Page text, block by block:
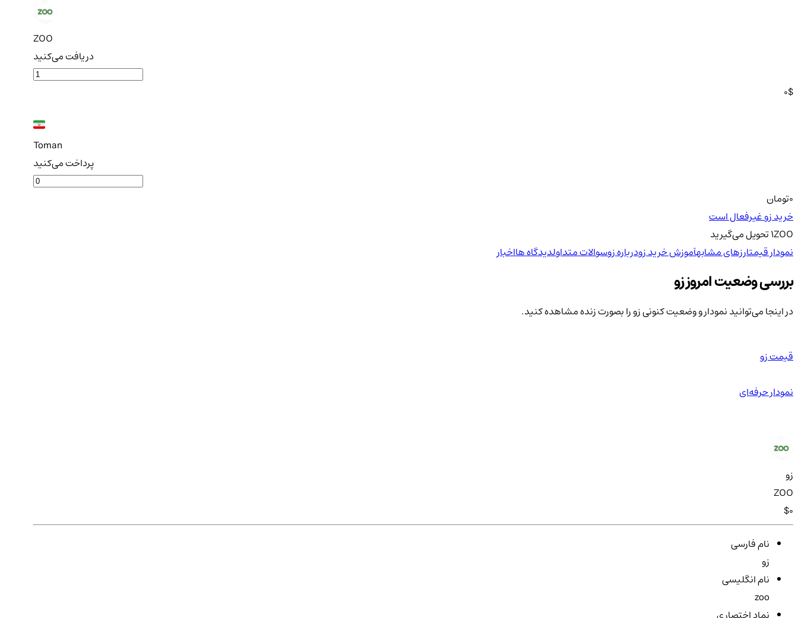
ZOO
دریافت می‌کنید
0$
Toman
پرداخت می‌کنید
0تومان
خرید زو غیرفعال است
1ZOO تحویلمی‌گیرید
نمودار قیمتارزهای مشابهآموزش خرید زودرباره زوسوالات متداولدیدگاه هااخبار
بررسی وضعیت امروز زو
در اینجا می‌توانید نمودار و وضعیت کنونی زو را بصورت زنده مشاهده کنید.
قیمت زو
نمودار حرفه‌ای
زو
ZOO
$0
نام فارسی
زو
نام انگلیسی
zoo